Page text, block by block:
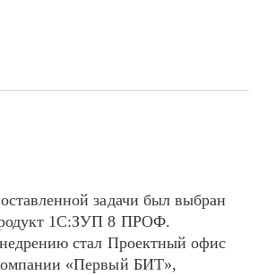
задачи был выбран
1С:ЗУП 8 ПРОФ.
стал Проектный офис
«Первый БИТ»,